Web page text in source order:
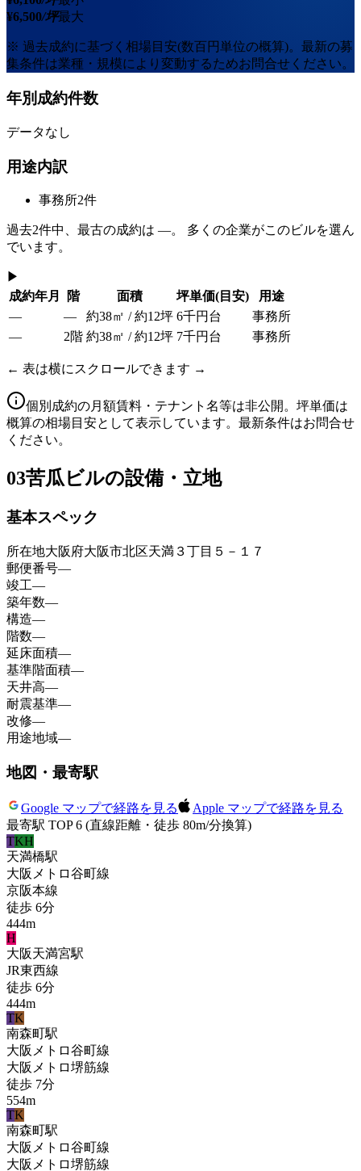
¥6,500/坪最大
※ 過去成約に基づく相場目安(数百円単位の概算)。最新の募
集条件は業種・規模により変動するためお問合せください。
年別成約件数
データなし
用途内訳
事務所2件
過去2件中、最古の成約は —。 多くの企業がこのビルを選ん
でいます。
▶
成約年月
階 面積 坪単価(目安)
用途
—
— 約38㎡ / 約12坪 6千円台
事務所
—
2階 約38㎡ / 約12坪 7千円台 事務所
← 表は横にスクロールできます →
個別成約の月額賃料・テナント名等は非公開。坪単価は
概算の相場目安として表示しています。最新条件はお問合せ
ください。
03苦瓜ビルの設備・立地
基本スペック
所在地大阪府大阪市北区天満３丁目５－１７
郵便番号—
竣工—
築年数—
構造—
階数—
延床面積—
基準階面積—
天井高—
耐震基準—
改修—
用途地域—
地図・最寄駅
Google マップで経路を見る
Apple マップで経路を見る
最寄駅 TOP 6 (直線距離・徒歩 80m/分換算)
TKH
天満橋駅
大阪メトロ谷町線
京阪本線
徒歩 6分
444m
H
大阪天満宮駅
JR東西線
徒歩 6分
444m
TK
南森町駅
大阪メトロ谷町線
大阪メトロ堺筋線
徒歩 7分
554m
TK
南森町駅
大阪メトロ谷町線
大阪メトロ堺筋線